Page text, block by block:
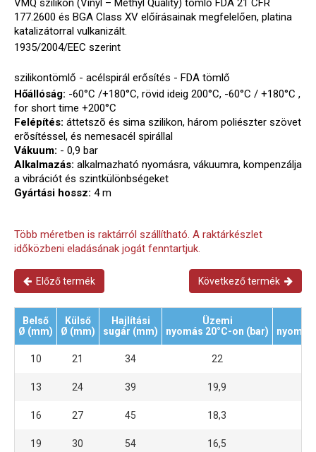
VMQ szilikon (Vinyl – Methyl Quality) tömlő FDA 21 CFR
177.2600 és BGA Class XV előírásainak megfelelően, platina
katalizátorral vulkanizált.
1935/2004/EEC szerint
szilikontömlő - acélspirál erősítés - FDA tömlő
Hőállóság: -60°C /+180°C, rövid ideig 200°C, -60°C / +180°C ,
for short time +200°C
Felépítés: áttetszõ és sima szilikon, három poliészter szövet
erõsítéssel, és nemesacél spirállal
Vákuum: - 0,9 bar
Alkalmazás: alkalmazható nyomásra, vákuumra, kompenzálja
a vibrációt és szintkülönbségeket
Gyártási hossz: 4 m
Több méretben is raktárról szállítható. A raktárkészlet
időközbeni eladásának jogát fenntartjuk.
Előző termék Következő termék
Belső
Ø (mm)
Külső
Ø (mm)
Hajlítási
sugár (mm)
Üzemi
nyomás 20°C-on (bar)
nyomás
10 21 34 22
13 24 39 19,9
16 27 45 18,3
19 30 54 16,5